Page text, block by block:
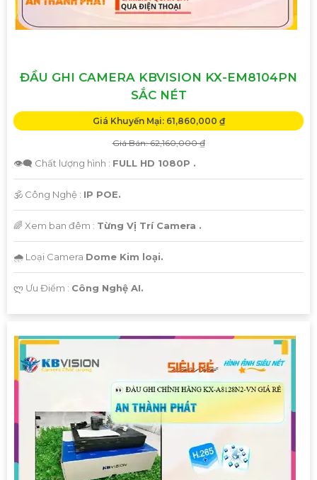
ĐẦU GHI CAMERA KBVISION KX-EM8104PN
SẮC NÉT
Giá Khuyến Mại: 61,860,000 ₫
Giá Bán: 62,160,000 ₫
👁️‍🗨 Chất lượng hình : FULL HD 1080P .
🕉️ Công Nghệ : IP POE.
🌈 Xem ban đêm : Từng Vị Trí Camera .
🌧️ Loại Camera Dome Kim loại.
️ლ Ưu Điểm : Công Nghệ AI.